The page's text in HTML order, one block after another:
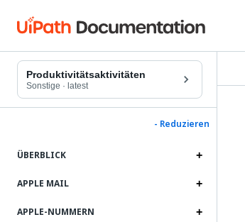
Produktivitätsaktivitäten
Sonstige · latest
- Reduzieren
ÜBERBLICK
APPLE MAIL
APPLE-NUMMERN